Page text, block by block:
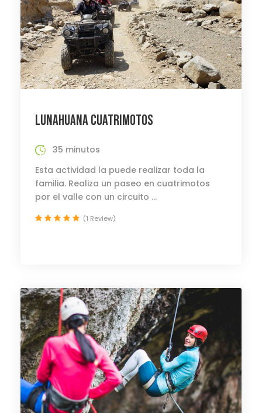
LUNAHUANA CUATRIMOTOS
35 minutos
Esta actividad la puede realizar toda la
familia. Realiza un paseo en cuatrimotos
por el valle con un circuito ...
(1 Review)